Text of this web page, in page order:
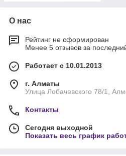
О нас
Рейтинг не сформирован
Менее 5 отзывов за
Работает с 10.01.2013
г. Алматы
Улица Лобачевского 78/1,
Контакты
Сегодня выходной
Показать весь график